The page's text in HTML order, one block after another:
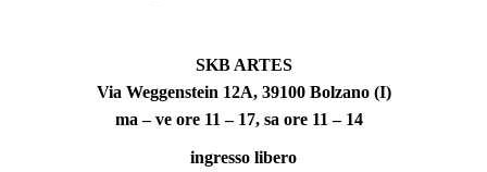
SKB ARTES
Via Weggenstein 12A, 39100 Bolzano (I)
ma – ve ore 11 – 17, sa ore 11 – 14
ingresso libero